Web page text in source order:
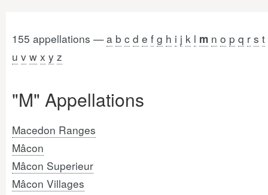
155 appellations —a b c d e f g h i j k l m n o p q r s t
u v w x y z
"M" Appellations
Macedon Ranges
Mâcon
Mâcon Superieur
Mâcon Villages